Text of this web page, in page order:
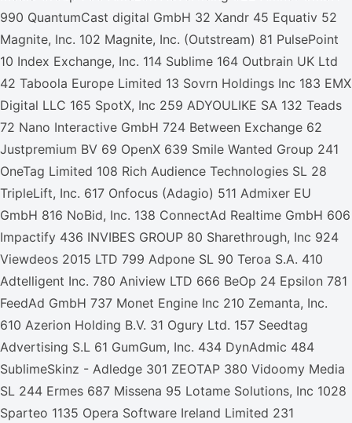
990 QuantumCast digital GmbH 32 Xandr 45 Equativ 52
Magnite, Inc. 102 Magnite, Inc. (Outstream) 81 PulsePoint
10 Index Exchange, Inc. 114 Sublime 164 Outbrain UK Ltd
42 Taboola Europe Limited 13 Sovrn Holdings Inc 183 EMX
Digital LLC 165 SpotX, Inc 259 ADYOULIKE SA 132 Teads
72 Nano Interactive GmbH 724 Between Exchange 62
Justpremium BV 69 OpenX 639 Smile Wanted Group 241
OneTag Limited 108 Rich Audience Technologies SL 28
TripleLift, Inc. 617 Onfocus (Adagio) 511 Admixer EU
GmbH 816 NoBid, Inc. 138 ConnectAd Realtime GmbH 606
Impactify 436 INVIBES GROUP 80 Sharethrough, Inc 924
Viewdeos 2015 LTD 799 Adpone SL 90 Teroa S.A. 410
Adtelligent Inc. 780 Aniview LTD 666 BeOp 24 Epsilon 781
FeedAd GmbH 737 Monet Engine Inc 210 Zemanta, Inc.
610 Azerion Holding B.V. 31 Ogury Ltd. 157 Seedtag
Advertising S.L 61 GumGum, Inc. 434 DynAdmic 484
SublimeSkinz - Adledge 301 ZEOTAP 380 Vidoomy Media
SL 244 Ermes 687 Missena 95 Lotame Solutions, Inc 1028
Sparteo 1135 Opera Software Ireland Limited 231